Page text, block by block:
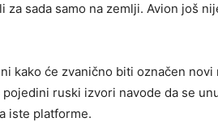
za sada samo na zemlji. Avion još
kako će zvanično biti označen
pojedini ruski izvori navode da se
iste platforme.